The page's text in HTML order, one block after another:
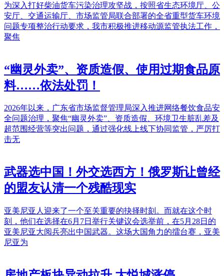
为深入打好柴油货车污染治理攻坚战，按照省生态环境厅、公
安厅、交通运输厅、市场监管局联合部署的全省重型货车环境
问题专项整治行动要求，我市积极推进移动源监管执法工作，
聚焦
“幽灵外卖”、资质造假、使用过期食品原
料……依法处罚！
2026年以来，广东省市场监督管理局深入推进网络餐饮食品安
全问题治理，聚焦“幽灵外卖”、资质造假、环境卫生脏乱差及
超范围经营等突出问题，通过强化线上线下协同监管，严厉打
击无
武器选中国！外交选西方！俄罗斯让曾经
的盟友认清一个残酷现实
亚美尼亚人迎来了一个至关重要的抉择时刻。而就在这个时
刻，他们在选择在6月7日举行关键议会选举前，在5月28日的
亚美尼亚大阅兵亮出中国武器。这场大国角力的擂台赛，亚美
尼亚为